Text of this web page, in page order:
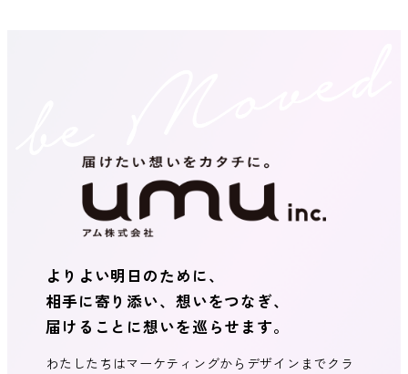
よりよい明日のために、
相手に寄り添い、想いをつなぎ、
届けることに想いを巡らせます。
わたしたちはマーケティングからデザインまでクラ